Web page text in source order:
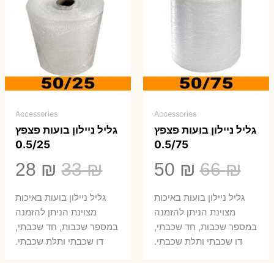
Accessories
גליל ניילון בועות פצפץ
0.5/75
66₪
המחיר
המקורי
היה:
66 ₪.
50 ₪
הנוכחיגליל ניילון בועות באיכות
מצוינת הניתן להזמנה
במספר שכבות, חד שכבתי,
דו שכבתי ותלת שכבתי.
Accessories
גליל ניילון בועות פצפץ
0.5/25
33₪
המחיר
המקורי
היה:
33 ₪.
28 ₪
₪.
גליל ניילון בועות באיכות
מצוינת הניתן להזמנה
במספר שכבות, חד שכבתי,
דו שכבתי ותלת שכבתי.